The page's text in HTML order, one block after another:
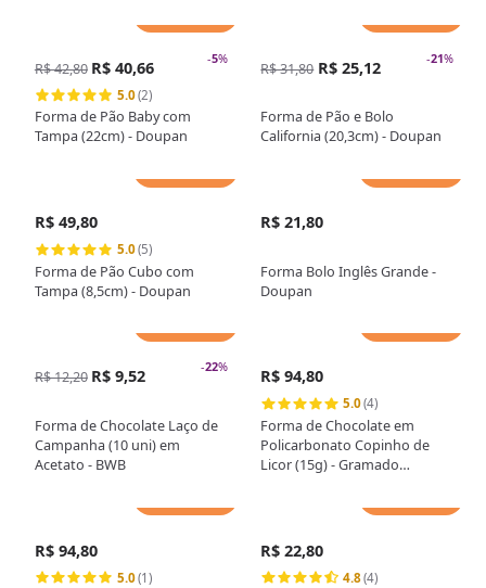
-5%
R$ 42,80 R$ 40,66
5.0(2)
Forma de Pão Baby com
Tampa (22cm) - Doupan
-21%
R$ 31,80 R$ 25,12
Forma de Pão e Bolo
California (20,3cm) - Doupan
R$ 49,80
5.0(5)
Forma de Pão Cubo com
Tampa (8,5cm) - Doupan
R$ 21,80
Forma Bolo Inglês Grande -
Doupan
-22%
R$ 12,20 R$ 9,52
Forma de Chocolate Laço de
Campanha (10 uni) em
Acetato - BWB
R$ 94,80
5.0(4)
Forma de Chocolate em
Policarbonato Copinho de
Licor (15g) - Gramado
R$ 94,80
5.0(1)
R$ 22,80
4.8(4)